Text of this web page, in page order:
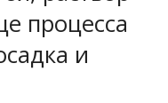
процесса
и